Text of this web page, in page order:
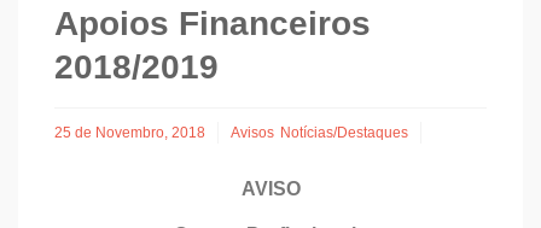
Apoios Financeiros
2018/2019
25 de Novembro, 2018 Avisos Notícias/Destaques
AVISO